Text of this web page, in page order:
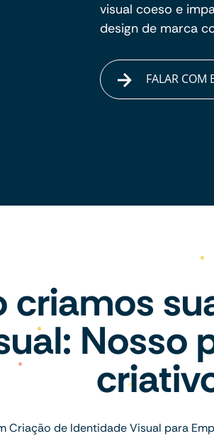
visual coeso e
design de marca
FALAR COM
criamos
Nosso
Criação de Identidade Visual para